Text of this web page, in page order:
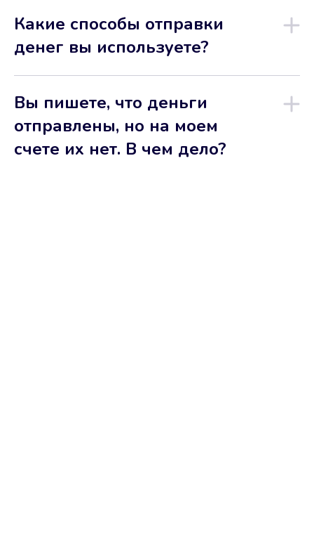
Какие способы отправки
денег вы используете?
Вы пишете, что деньги
отправлены, но на моем
счете их нет. В чем дело?